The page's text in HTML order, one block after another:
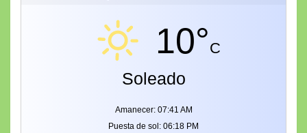
10°C
Soleado
Amanecer: 07:41 AM
Puesta de sol: 06:18 PM